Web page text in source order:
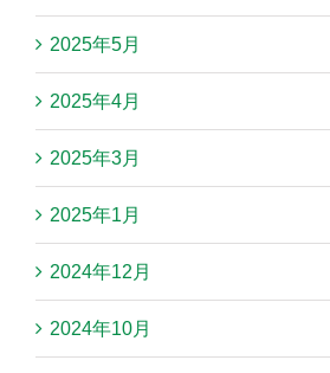
2025年5月
2025年4月
2025年3月
2025年1月
2024年12月
2024年10月